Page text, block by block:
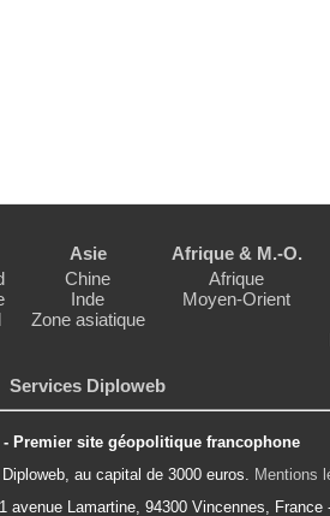
Asie
Chine
Inde
Zone asiatique
Afrique & M.-O.
Afrique
Moyen-Orient
Services Diploweb
- Premier site géopolitique francophone
au capital de 3000 euros.
Mentions
avenue Lamartine, 94300 Vincennes, France